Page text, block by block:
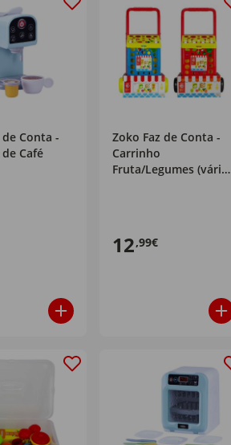
Conta -
Café
Zoko Faz de Conta -
Carrinho
Fruta/Legumes (vários
12,99€